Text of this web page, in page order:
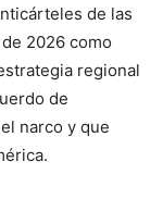
de las
2026 como
regional
de
narco y que